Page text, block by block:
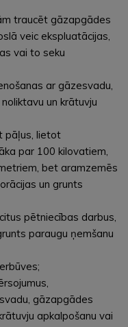
traucēt gāzapgādes
veic ekspluatācijas,
vai to seku
ar gāzesvadu,
un krātuvju
pāļus, lietot
par 100 kilovatiem,
bet aramzemēs
un grunts
pētniecības darbus,
paraugu ņemšanu
gāzapgādes
apkalpošanu vai